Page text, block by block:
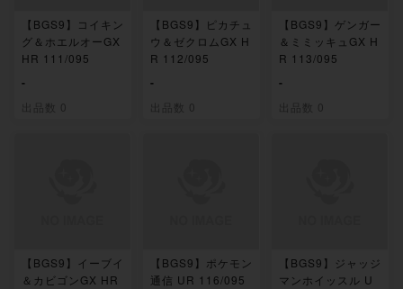
【BGS9】コイキン
グ＆ホエルオーGX
HR 111/095
-
出品数 0
【BGS9】ピカチュ
ウ＆ゼクロムGX H
R 112/095
-
出品数 0
【BGS9】ゲンガー
＆ミミッキュGX H
R 113/095
-
出品数 0
【BGS9】イーブイ
＆カビゴンGX HR
【BGS9】ポケモン
通信 UR 116/095
【BGS9】ジャッジ
マンホイッスル U